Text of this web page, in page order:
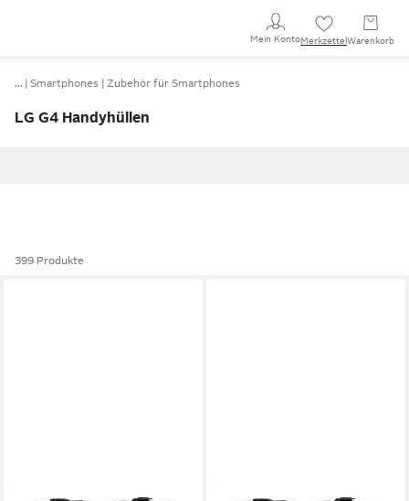
Mein KontoMerkzettel Warenkorb
… Smartphones Zubehör für Smartphones
LG G4 Handyhüllen
399 Produkte